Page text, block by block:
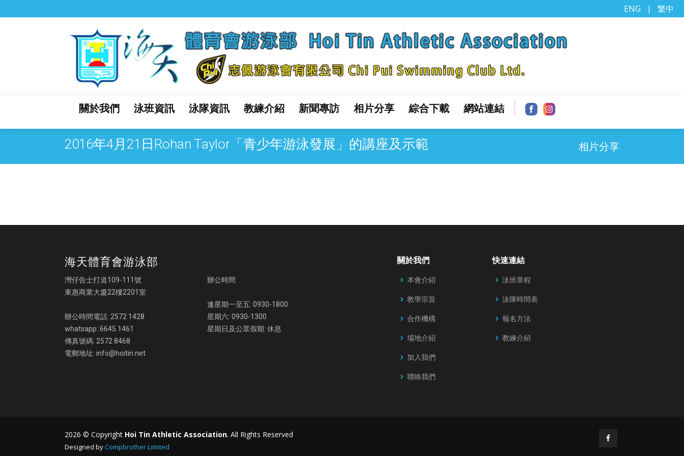
ENG | 繁中
關於我們 泳班資訊 泳隊資訊 教練介紹 新聞專訪 相片分享 綜合下載 網站連結
2016年4月21日Rohan Taylor「青少年游泳發展」的講座及示範 相片分享
海天體育會游泳部
灣仔告士打道109-111號
東惠商業大廈22樓2201室
辦公時間電話: 2572 1428
whatsapp: 6645 1461
傳真號碼: 2572 8468
電郵地址: info@hoitin.net
辦公時間
逢星期一至五: 0930-1800
星期六: 0930-1300
星期日及公眾假期: 休息
關於我們
本會介紹
教學宗旨
合作機構
場地介紹
加入我們
聯絡我們
快速連結
泳班章程
泳隊時間表
報名方法
教練介紹
2026 © Copyright Hoi Tin Athletic Association. All Rights Reserved
Designed byCompbrother Limited